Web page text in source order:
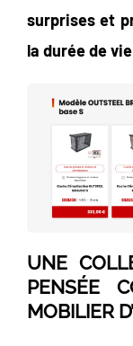
surprises et
la durée de
UNE
PENSÉE
MOBILIER